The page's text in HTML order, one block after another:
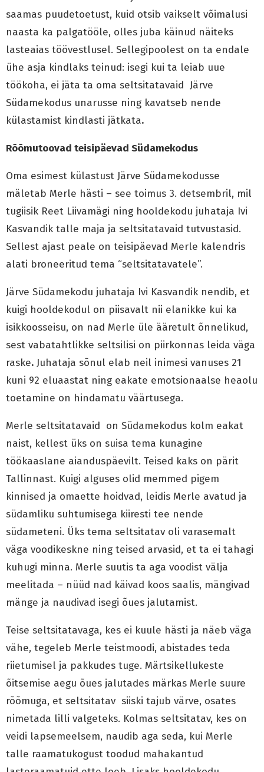
saamas puudetoetust, kuid otsib vaikselt võimalusi
naasta ka palgatööle, olles juba käinud näiteks
lasteaias töövestlusel. Sellegipoolest on ta endale
ühe asja kindlaks teinud: isegi kui ta leiab uue
töökoha, ei jäta ta oma seltsitatavaid Järve
Südamekodus unarusse ning kavatseb nende
külastamist kindlasti jätkata.
Rõõmutoovad teisipäevad Südamekodus
Oma esimest külastust Järve Südamekodusse
mäletab Merle hästi – see toimus 3. detsembril, mil
tugiisik Reet Liivamägi ning hooldekodu juhataja Ivi
Kasvandik talle maja ja seltsitatavaid tutvustasid.
Sellest ajast peale on teisipäevad Merle kalendris
alati broneeritud tema “seltsitatavatele”.
Järve Südamekodu juhataja Ivi Kasvandik nendib, et
kuigi hooldekodul on piisavalt nii elanikke kui ka
isikkoosseisu, on nad Merle üle ääretult õnnelikud,
sest vabatahtlikke seltsilisi on piirkonnas leida väga
raske. Juhataja sõnul elab neil inimesi vanuses 21
kuni 92 eluaastat ning eakate emotsionaalse heaolu
toetamine on hindamatu väärtusega.
Merle seltsitatavaid on Südamekodus kolm eakat
naist, kellest üks on suisa tema kunagine
töökaaslane aianduspäevilt. Teised kaks on pärit
Tallinnast. Kuigi alguses olid memmed pigem
kinnised ja omaette hoidvad, leidis Merle avatud ja
südamliku suhtumisega kiiresti tee nende
südameteni. Üks tema seltsitatav oli varasemalt
väga voodikeskne ning teised arvasid, et ta ei tahagi
kuhugi minna. Merle suutis ta aga voodist välja
meelitada – nüüd nad käivad koos saalis, mängivad
mänge ja naudivad isegi õues jalutamist.
Teise seltsitatavaga, kes ei kuule hästi ja näeb väga
vähe, tegeleb Merle teistmoodi, abistades teda
riietumisel ja pakkudes tuge. Märtsikellukeste
õitsemise aegu õues jalutades märkas Merle suure
rõõmuga, et seltsitatav siiski tajub värve, osates
nimetada lilli valgeteks. Kolmas seltsitatav, kes on
veidi lapsemeelsem, naudib aga seda, kui Merle
talle raamatukogust toodud mahakantud